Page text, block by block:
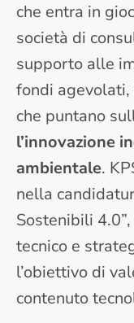
che entra in
società di
supporto alle
fondi
che puntano
l’innovazione
ambientale.
nella
Sostenibili
tecnico e
l’obiettivo di
contenuto